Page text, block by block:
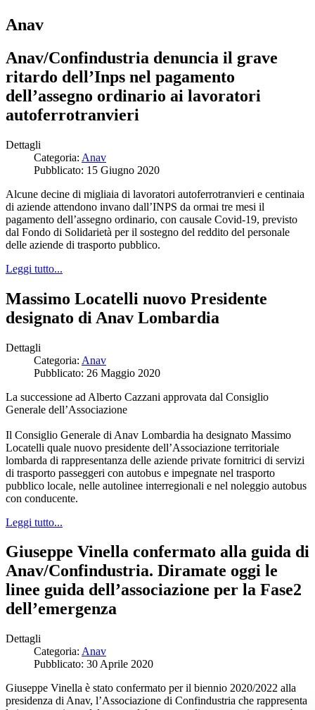
Anav
Anav/Confindustria denuncia il grave
ritardo dell’Inps nel pagamento
dell’assegno ordinario ai lavoratori
autoferrotranvieri
Dettagli
Categoria: Anav
Pubblicato: 15 Giugno 2020
Alcune decine di migliaia di lavoratori autoferrotranvieri e centinaia
di aziende attendono invano dall’INPS da ormai tre mesi il
pagamento dell’assegno ordinario, con causale Covid-19, previsto
dal Fondo di Solidarietà per il sostegno del reddito del personale
delle aziende di trasporto pubblico.
Leggi tutto...
Massimo Locatelli nuovo Presidente
designato di Anav Lombardia
Dettagli
Categoria: Anav
Pubblicato: 26 Maggio 2020
La successione ad Alberto Cazzani approvata dal Consiglio
Generale dell’Associazione
Il Consiglio Generale di Anav Lombardia ha designato Massimo
Locatelli quale nuovo presidente dell’Associazione territoriale
lombarda di rappresentanza delle aziende private fornitrici di servizi
di trasporto passeggeri con autobus e impegnate nel trasporto
pubblico locale, nelle autolinee interregionali e nel noleggio autobus
con conducente.
Leggi tutto...
Giuseppe Vinella confermato alla guida di
Anav/Confindustria. Diramate oggi le
linee guida dell’associazione per la Fase2
dell’emergenza
Dettagli
Categoria: Anav
Pubblicato: 30 Aprile 2020
Giuseppe Vinella è stato confermato per il biennio 2020/2022 alla
presidenza di Anav, l’Associazione di Confindustria che rappresenta